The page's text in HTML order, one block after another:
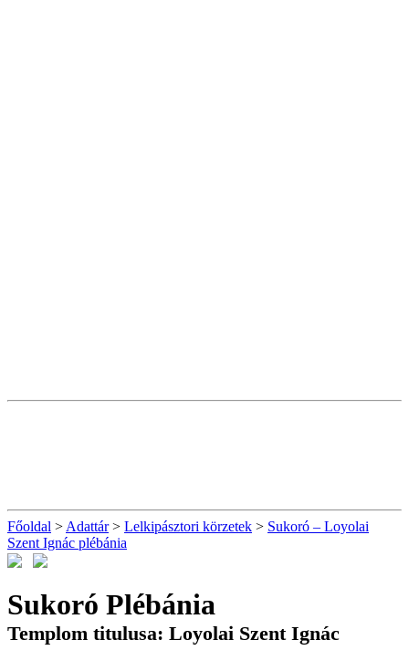
Főoldal > Adattár> Lelkipásztori körzetek > Sukoró – Loyolai
Szent Ignác plébánia
Sukoró Plébánia
Templom titulusa: Loyolai Szent Ignác